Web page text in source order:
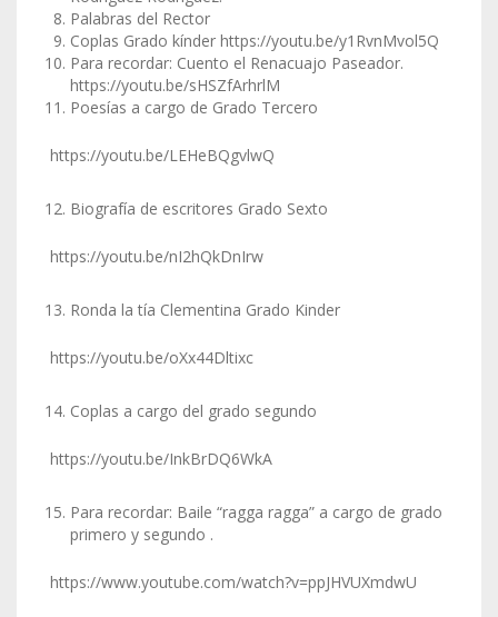
Palabras del Rector
Coplas Grado kínder https://youtu.be/y1RvnMvol5Q
Para recordar: Cuento el Renacuajo Paseador.
https://youtu.be/sHSZfArhrlM
Poesías a cargo de Grado Tercero
https://youtu.be/LEHeBQgvlwQ
Biografía de escritores Grado Sexto
https://youtu.be/nI2hQkDnIrw
Ronda la tía Clementina Grado Kinder
https://youtu.be/oXx44Dltixc
Coplas a cargo del grado segundo
https://youtu.be/InkBrDQ6WkA
Para recordar: Baile “ragga ragga” a cargo de grado
primero y segundo .
https://www.youtube.com/watch?v=ppJHVUXmdwU